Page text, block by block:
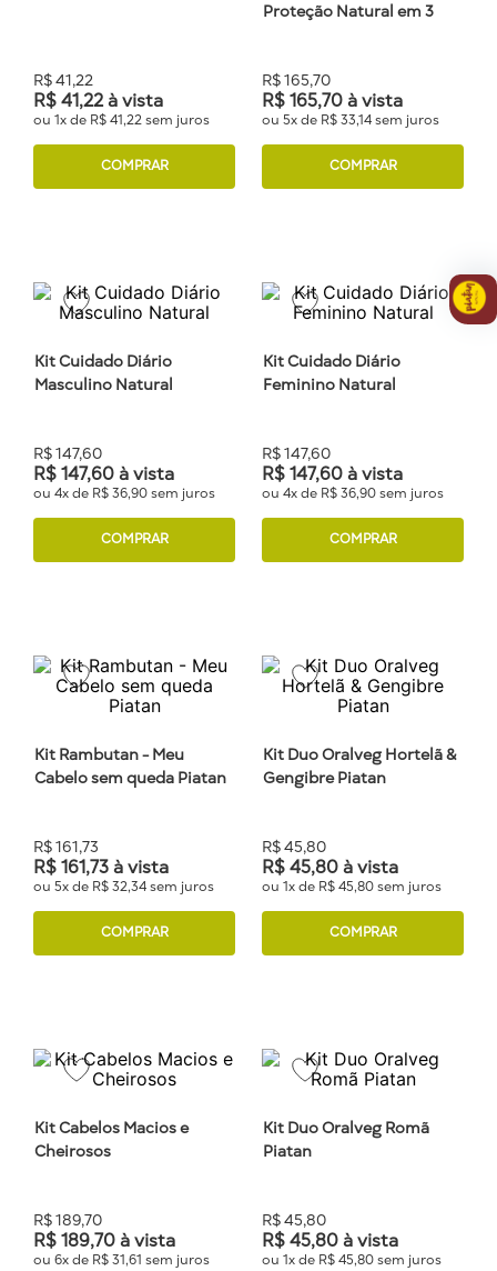
R$41,22
R$41,22à vista
ou 1x de R$41,22sem juros
COMPRAR
Proteção Natural em 3
R$165,70
R$165,70à vista
ou 5x de R$33,14sem juros
COMPRAR
Kit Cuidado Diário
Masculino Natural
R$147,60
R$147,60à vista
ou 4x de R$36,90sem juros
COMPRAR
Kit Cuidado Diário
Feminino Natural
R$147,60
R$147,60à vista
ou 4x de R$36,90sem juros
COMPRAR
Kit Rambutan - Meu
Cabelo sem queda Piatan
R$161,73
R$161,73à vista
ou 5x de R$32,34sem juros
COMPRAR
Kit Duo Oralveg Hortelã &
Gengibre Piatan
R$45,80
R$45,80à vista
ou 1x de R$45,80sem juros
COMPRAR
Kit Cabelos Macios e
Cheirosos
R$189,70
R$189,70à vista
ou 6x de R$31,61 sem juros
Kit Duo Oralveg Romã
Piatan
R$45,80
R$45,80à vista
ou 1x de R$45,80sem juros